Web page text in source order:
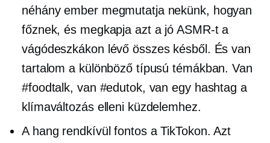
néhány ember megmutatja nekünk, hogyan
főznek, és megkapja azt a jó ASMR-t a
vágódeszkákon lévő összes késből. És van
tartalom a különböző típusú témákban. Van
#foodtalk, van #edutok, van egy hashtag a
klímaváltozás elleni küzdelemhez.
A hang rendkívül fontos a TikTokon. Azt